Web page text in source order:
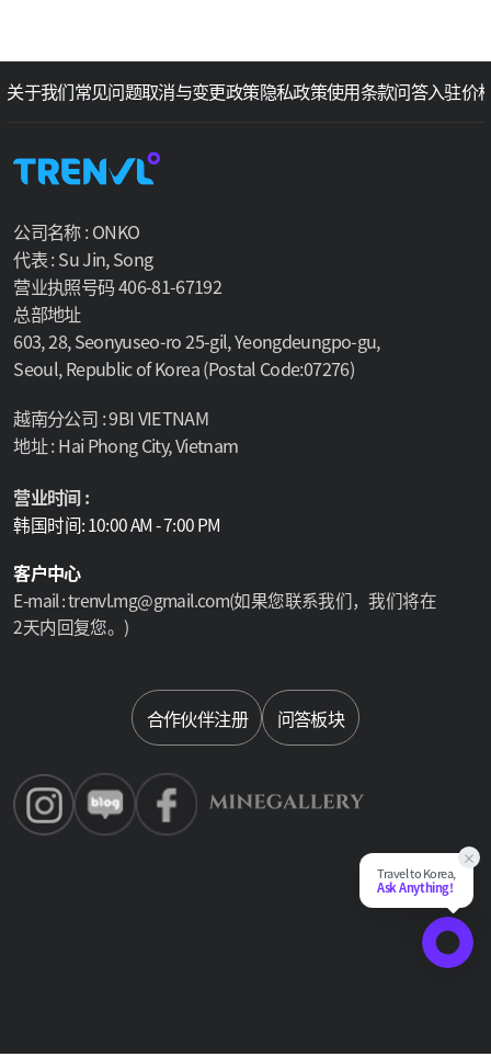
Chat
×
Travel to Korea,
Ask Anything!
关于我们常见问题取消与变更政策隐私政策使用条款问答入驻价
公司名称 : ONKO
代表 : Su Jin, Song
营业执照号码 406-81-67192
总部地址
603, 28, Seonyuseo-ro 25-gil, Yeongdeungpo-gu,
Seoul, Republic of Korea (Postal Code:07276)
越南分公司 : 9BI VIETNAM
地址 : Hai Phong City, Vietnam
营业时间 :
韩国时间: 10:00 AM - 7:00 PM
客户中心
E-mail : trenvl.mg@gmail.com(如果您联系我们，我们将在
2天内回复您。)
合作伙伴注册 问答板块